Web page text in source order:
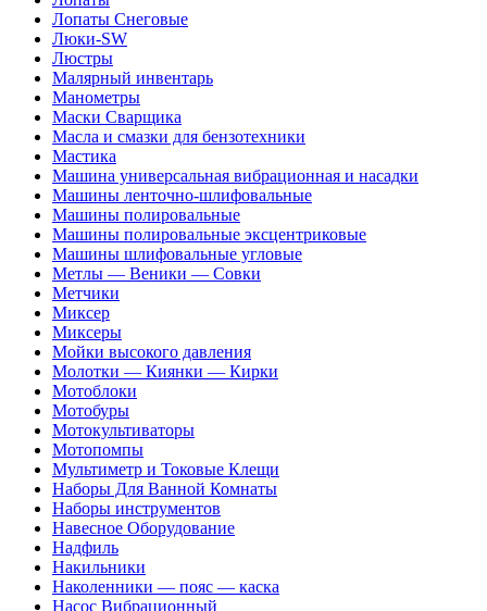
Лопаты Снеговые
Люки-SW
Люстры
Малярный инвентарь
Манометры
Маски Сварщика
Масла и смазки для бензотехники
Мастика
Машина универсальная вибрационная и насадки
Машины ленточно-шлифовальные
Машины полировальные
Машины полировальные эксцентриковые
Машины шлифовальные угловые
Метлы — Веники — Совки
Метчики
Миксер
Миксеры
Мойки высокого давления
Молотки — Киянки — Кирки
Мотоблоки
Мотобуры
Мотокультиваторы
Мотопомпы
Мультиметр и Токовые Клещи
Наборы Для Ванной Комнаты
Наборы инструментов
Навесное Оборудование
Надфиль
Накильники
Наколенники — пояс — каска
Насос Вибрационный